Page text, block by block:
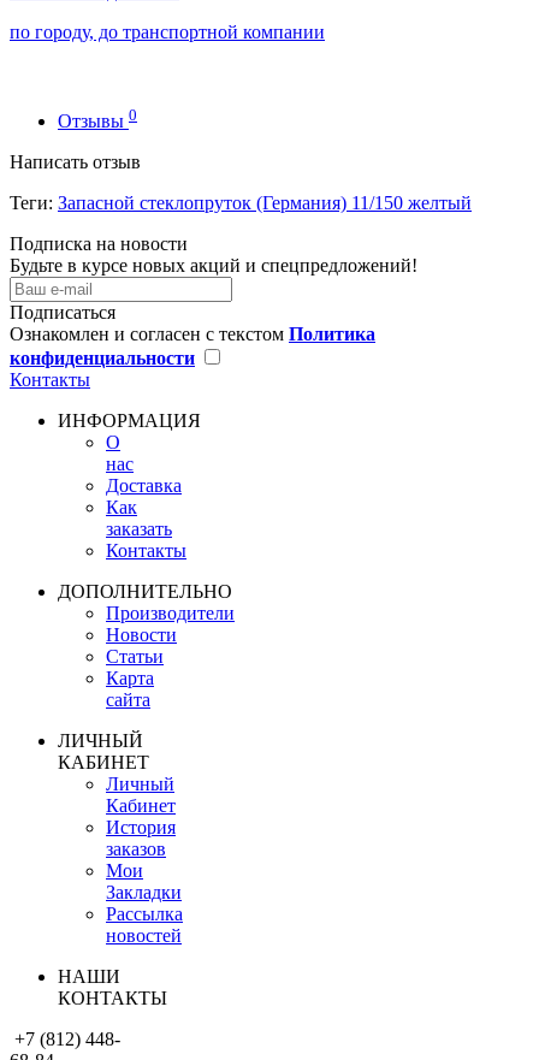
по городу, до транспортной компании
Отзывы 0
Написать отзыв
Теги: Запасной стеклопруток (Германия) 11/150 желтый
Подписка на новости
Будьте в курсе новых акций и спецпредложений!
Подписаться
Ознакомлен и согласен с текстом Политика
конфиденциальности
Контакты
ИНФОРМАЦИЯ
О
нас
Доставка
Как
заказать
Контакты
ДОПОЛНИТЕЛЬНО
Производители
Новости
Статьи
Карта
сайта
ЛИЧНЫЙ
КАБИНЕТ
Личный
Кабинет
История
заказов
Мои
Закладки
Рассылка
новостей
НАШИ
КОНТАКТЫ
+7 (812) 448-